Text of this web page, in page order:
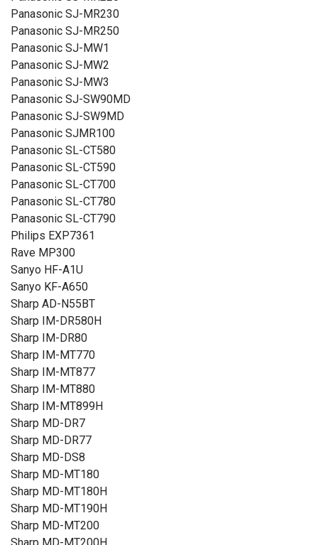
Panasonic SJ-MR230
Panasonic SJ-MR250
Panasonic SJ-MW1
Panasonic SJ-MW2
Panasonic SJ-MW3
Panasonic SJ-SW90MD
Panasonic SJ-SW9MD
Panasonic SJMR100
Panasonic SL-CT580
Panasonic SL-CT590
Panasonic SL-CT700
Panasonic SL-CT780
Panasonic SL-CT790
Philips EXP7361
Rave MP300
Sanyo HF-A1U
Sanyo KF-A650
Sharp AD-N55BT
Sharp IM-DR580H
Sharp IM-DR80
Sharp IM-MT770
Sharp IM-MT877
Sharp IM-MT880
Sharp IM-MT899H
Sharp MD-DR7
Sharp MD-DR77
Sharp MD-DS8
Sharp MD-MT180
Sharp MD-MT180H
Sharp MD-MT190H
Sharp MD-MT200